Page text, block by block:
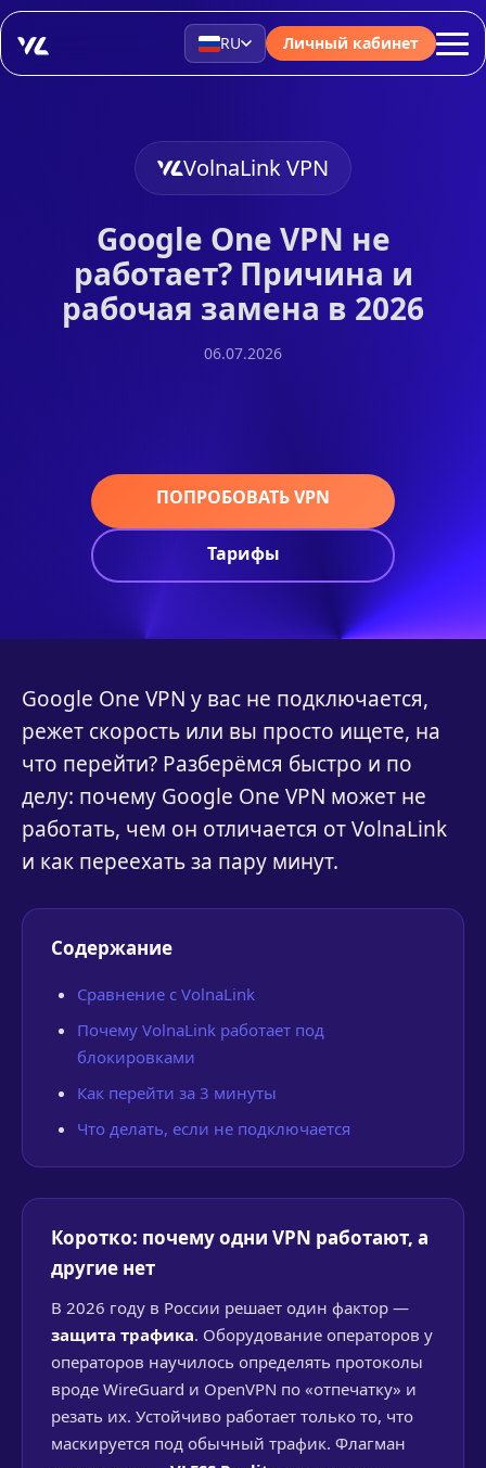
RU Личный кабинет
VolnaLink VPN
Google One VPN не
работает? Причина и
рабочая замена в 2026
06.07.2026
ПОПРОБОВАТЬ VPN
Тарифы
Google One VPN у вас не подключается,
режет скорость или вы просто ищете, на
что перейти? Разберёмся быстро и по
делу: почему Google One VPN может не
работать, чем он отличается от VolnaLink
и как переехать за пару минут.
Содержание
Сравнение с VolnaLink
Почему VolnaLink работает под
блокировками
Как перейти за 3 минуты
Что делать, если не подключается
Коротко: почему одни VPN работают, а
другие нет
В 2026 году в России решает один фактор —
защита трафика. Оборудование операторов у
операторов научилось определять протоколы
вроде WireGuard и OpenVPN по «отпечатку» и
резать их. Устойчиво работает только то, что
маскируется под обычный трафик. Флагман